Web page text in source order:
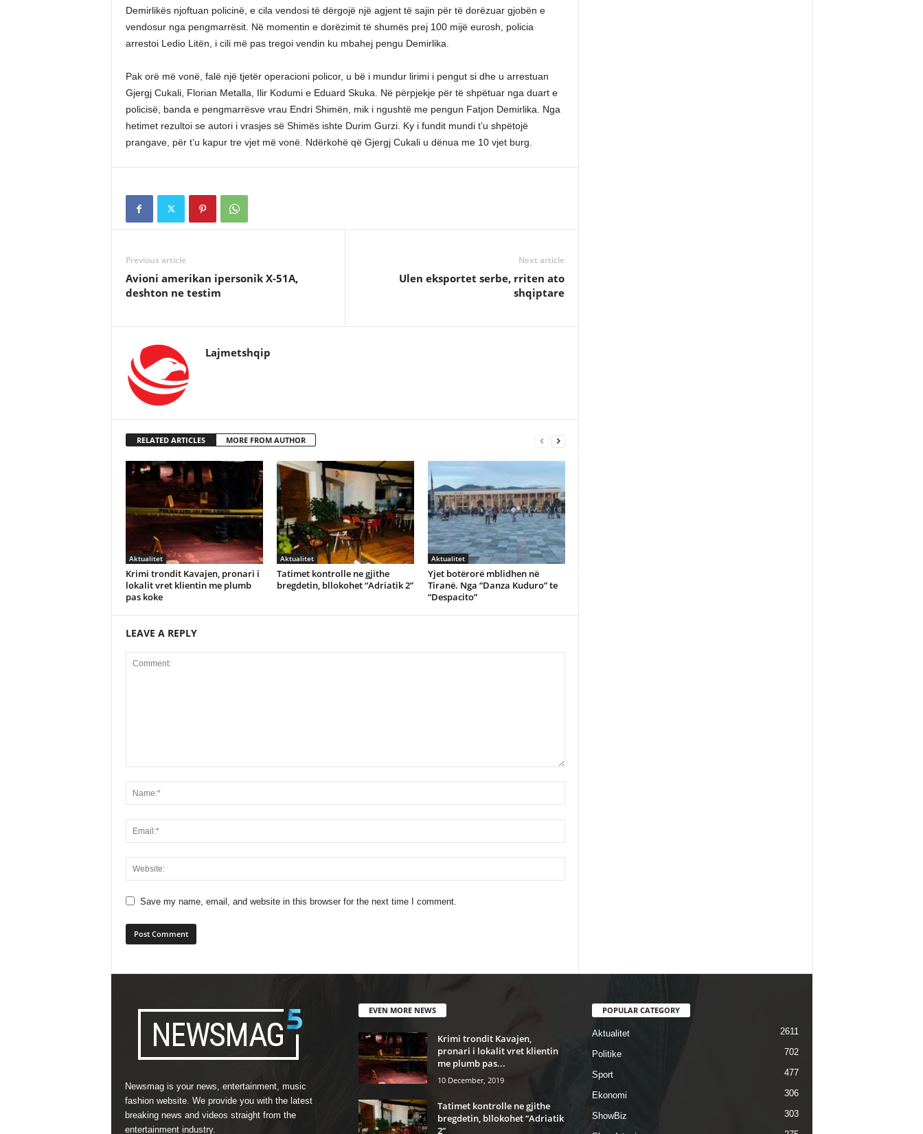
Demirlikës njoftuan policinë, e cila vendosi të dërgojë një agjent të sajin për të dorëzuar gjobën e
vendosur nga pengmarrësit. Në momentin e dorëzimit të shumës prej 100 mijë eurosh, policia
arrestoi Ledio Litën, i cili më pas tregoi vendin ku mbahej pengu Demirlika.
Pak orë më vonë, falë një tjetër operacioni policor, u bë i mundur lirimi i pengut si dhe u arrestuan
Gjergj Cukali, Florian Metalla, Ilir Kodumi e Eduard Skuka. Në përpjekje për të shpëtuar nga duart e
policisë, banda e pengmarrësve vrau Endri Shimën, mik i ngushtë me pengun Fatjon Demirlika. Nga
hetimet rezultoi se autori i vrasjes së Shimës ishte Durim Gurzi. Ky i fundit mundi t’u shpëtojë
prangave, për t’u kapur tre vjet më vonë. Ndërkohë që Gjergj Cukali u dënua me 10 vjet burg.
Previous article
Avioni amerikan ipersonik X-51A,
deshton ne testim
Next article
Ulen eksportet serbe, rriten ato
shqiptare
Lajmetshqip
RELATED ARTICLES MORE FROM AUTHOR
Aktualitet
Krimi trondit Kavajen, pronari i
lokalit vret klientin me plumb
pas koke
Aktualitet
Tatimet kontrolle ne gjithe
bregdetin, bllokohet “Adriatik 2”
Aktualitet
Yjet botërorë mblidhen në
Tiranë. Nga “Danza Kuduro” te
“Despacito”
LEAVE A REPLY
Save my name, email, and website in this browser for the next time I comment.
Newsmag is your news, entertainment, music
fashion website. We provide you with the latest
breaking news and videos straight from the
entertainment industry.
EVEN MORE NEWS
Krimi trondit Kavajen,
pronari i lokalit vret klientin
me plumb pas...
10 December, 2019
Tatimet kontrolle ne gjithe
bregdetin, bllokohet “Adriatik
2”
POPULAR CATEGORY
Aktualitet 2611
Politike 702
Sport 477
Ekonomi 306
ShowBiz 303